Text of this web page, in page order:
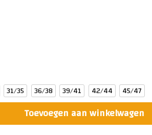
31/35 36/38 39/41 42/44 45/47
Toevoegen aan winkelwagen